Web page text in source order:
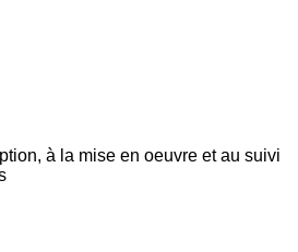
à la mise en oeuvre et au suivi